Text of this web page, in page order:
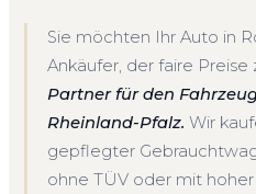
Sie möchten Ihr Auto in
Ankäufer, der faire Preise
Partner für den
Rheinland-Pfalz. Wir
gepflegter
ohne TÜV oder mit